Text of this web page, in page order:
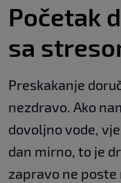
Početak
sa
Preskakanje
nezdravo. Ako
dovoljno vode,
dan mirno, to je
zapravo ne poste